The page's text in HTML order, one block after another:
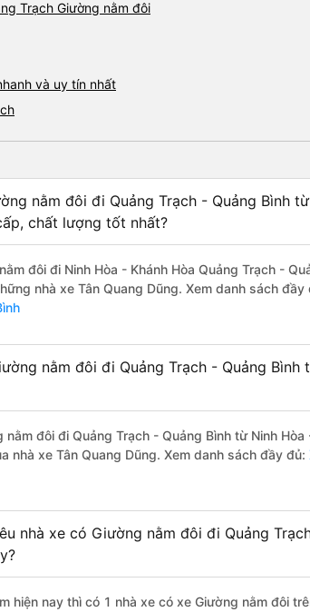
Trạch Giường nằm đôi
và uy tín nhất
nằm đôi đi Quảng Trạch - Quảng Bình
chất lượng tốt nhất?
đôi đi Ninh Hòa - Khánh Hòa Quảng Trạch -
nhà xe Tân Quang Dũng. Xem danh sách đầy
nằm đôi đi Quảng Trạch - Quảng Bình
nằm đôi đi Quảng Trạch - Quảng Bình từ Ninh
nhà xe Tân Quang Dũng. Xem danh sách đầy đủ:
nhà xe có Giường nằm đôi đi Quảng
hiện nay thì có 1 nhà xe có xe Giường nằm đôi